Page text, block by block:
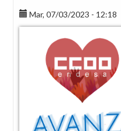
Mar, 07/03/2023 - 12:18